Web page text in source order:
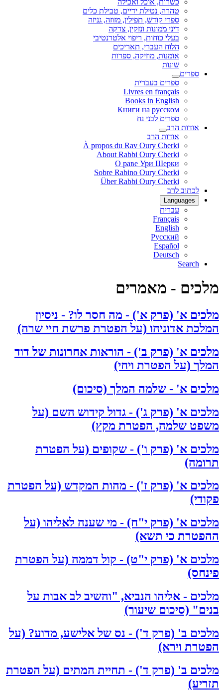
כשרות, אוכל ואכילה
טהרה, נטילת ידיים, טבילת כלים
ספרי קודש, תפילין, מזוזה, גניזה
דיני ממונות ונזקין, צדקה
בעלי כוחות, ריפוי אלטרנטיבי
הלוח העברי, תאריכים
אומנות, מוזיקה, ספרות
שונות
ספרים
ספרים בעברית
Livres en français
Books in English
Книги на русском
ספרים לבני נח
אודות הרב
אודות הרב
À propos du Rav Oury Cherki
About Rabbi Oury Cherki
О раве Ури Шерки
Sobre Rabino Oury Cherki
Über Rabbi Oury Cherki
לכתוב לרב
Languages
עברית
Français
English
Русский
Español
Deutsch
Search
מלכים - מאמרים
מלכים א' (פרק א') - מה חסר לו? - ניסיון
המלכת אדוניהו (על הפטרת פרשת חיי שרה)
מלכים א' (פרק ב') - הוראות אחרונות של דוד
המלך (על הפטרת ויחי)
מלכים א' - שלמה המלך (סיכום)
מלכים א' (פרק ג') - גדול קידוש השם (על
משפט שלמה, הפטרת מקץ)
מלכים א' (פרק ו') - שקופים (על הפטרת
תרומה)
מלכים א' (פרק ז') - מהות המקדש (על הפטרת
פקודי)
מלכים א' (פרק י"ח) - מי שענה לאליהו (על
ההפטרת כי תשא)
מלכים א' (פרק י"ט) - קול דממה (על הפטרת
פינחס)
מלכים - אליהו הנביא, "והשיב לב אבות על
בנים" (סיכום שיעור)
מלכים ב' (פרק ד') - נס של אלישע, מדוע? (על
הפטרת וירא)
מלכים ב' (פרק ד') - תחיית המתים (על הפטרת
תזריע)